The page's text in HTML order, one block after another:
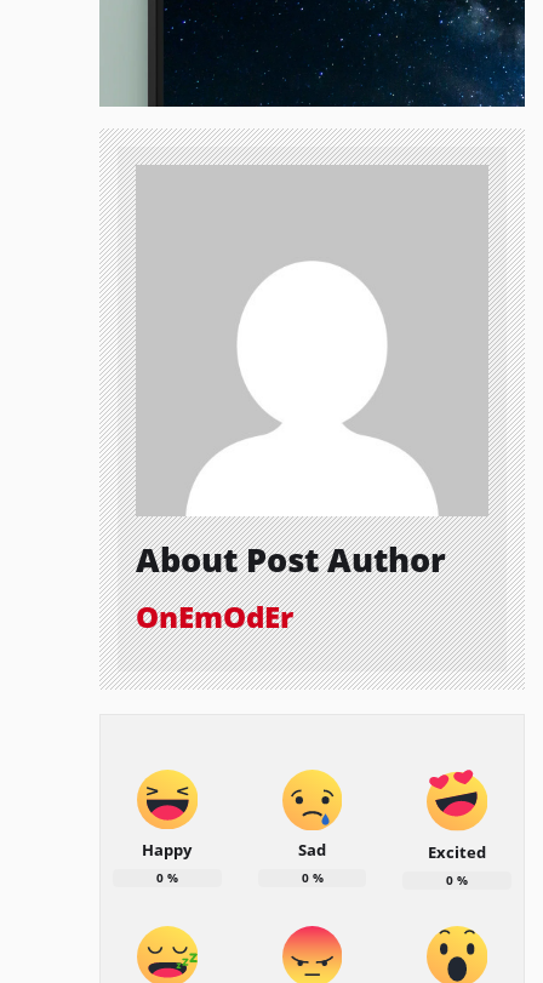
About Post Author
OnEmOdEr
Happy
0%
Sad
0%
Excited
0 %